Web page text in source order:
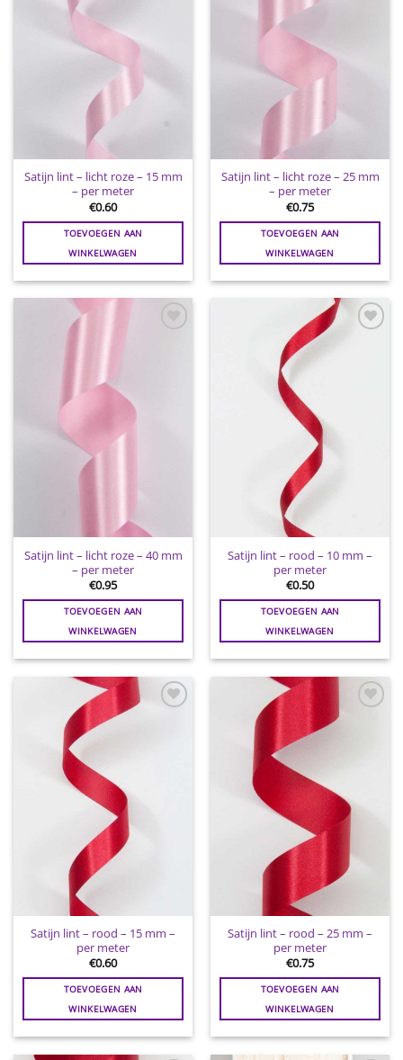
Satijn lint – licht roze – 15 mm
– per meter
€0.60
TOEVOEGEN AAN
WINKELWAGEN
Satijn lint – licht roze – 25 mm
– per meter
€0.75
TOEVOEGEN AAN
WINKELWAGEN
Satijn lint – licht roze – 40 mm
– per meter
€0.95
TOEVOEGEN AAN
WINKELWAGEN
Satijn lint – rood – 10 mm –
per meter
€0.50
TOEVOEGEN AAN
WINKELWAGEN
Satijn lint – rood – 15 mm –
per meter
€0.60
TOEVOEGEN AAN
WINKELWAGEN
Toevoegen
Satijn lint – rood – 25 mm –
per meter
€0.75
TOEVOEGEN AAN
WINKELWAGEN